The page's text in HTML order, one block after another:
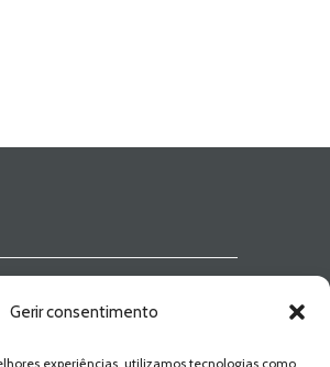
Gerir consentimento
experiências, utilizamos tecnologias como